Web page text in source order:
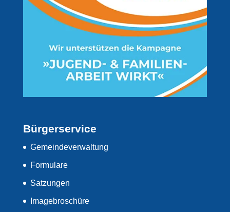
Bürgerservice
Gemeindeverwaltung
Formulare
Satzungen
Imagebroschüre